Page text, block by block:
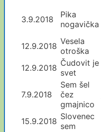
3.9.2018
Pika
nogavička
12.9.2018 Vesela
otroška
12.9.2018 Čudovit je
svet
7.9.2018
Sem šel
čez
gmajnico
15.9.2018 Slovenec
sem